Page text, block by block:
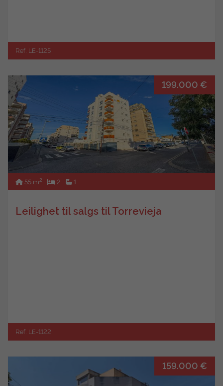
Ref. LE-1125
199.000 €
55 m2 2 1
Leilighet til salgs til Torrevieja
Ref. LE-1122
159.000 €